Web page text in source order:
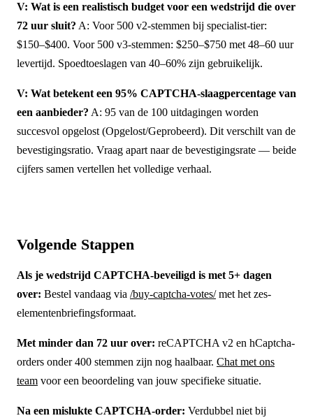
V: Wat is een realistisch budget voor een wedstrijd die over
72 uur sluit? A: Voor 500 v2-stemmen bij specialist-tier:
$150–$400. Voor 500 v3-stemmen: $250–$750 met 48–60 uur
levertijd. Spoedtoeslagen van 40–60% zijn gebruikelijk.
V: Wat betekent een 95% CAPTCHA-slaagpercentage van
een aanbieder? A: 95 van de 100 uitdagingen worden
succesvol opgelost (Opgelost/Geprobeerd). Dit verschilt van de
bevestigingsratio. Vraag apart naar de bevestigingsrate — beide
cijfers samen vertellen het volledige verhaal.
Volgende Stappen
Als je wedstrijd CAPTCHA-beveiligd is met 5+ dagen
over: Bestel vandaag via /buy-captcha-votes/met het zes-
elementenbriefingsformaat.
Met minder dan 72 uur over: reCAPTCHA v2 en hCaptcha-
orders onder 400 stemmen zijn nog haalbaar. Chat met ons
team voor een beoordeling van jouw specifieke situatie.
Na een mislukte CAPTCHA-order: Verdubbel niet bij